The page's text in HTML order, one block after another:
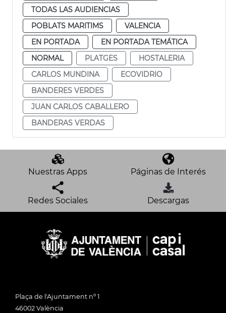
TODAS LAS AUDIENCIAS
POBLATS MARITIMS
VALENCIA
EN PORTADA
EN PORTADA TEMÁTICA
NORMAL
PLATGES
HOSTALERIA
CARLOS MUNDINA
ECOVIDRIO
BANDERES VERDES
JUAN CARLOS CABALLERO
BANDERAS VERDAS
Nuestras Apps Páginas de Interés
Redes Sociales Descargas
Plaça de l'Ajuntament nº 1
46002 València